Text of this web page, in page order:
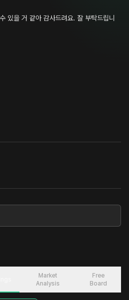
있을 거 같아 감사드려요. 잘 부탁드립니
Market
Analysis
Free
Board